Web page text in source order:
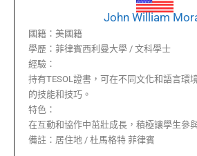
John William
國籍： 美國籍
學歷： 菲律賓西利曼大學 / 文科學士
經驗：
持有TESOL證書，可在不同文化和語言環
的技能和技巧。
特色：
在互動和協作中茁壯成長，積極讓學生參
備註： 居住地 / 杜馬格特 菲律賓